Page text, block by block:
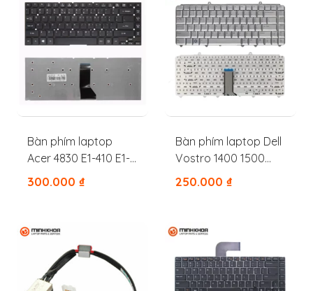
Bàn phím laptop
Acer 4830 E1-410 E1-
432 E1-411 E1-472 E5-
300.000 ₫
Bàn phím laptop Dell
Vostro 1400 1500
1420 1525 1000 1330
250.000 ₫